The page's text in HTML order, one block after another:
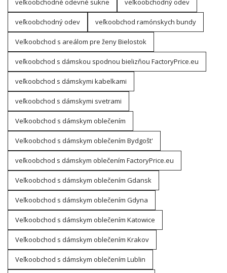
veľkoobchodné odevné sukne veľkoobchodný odev
veľkoobchodný odev veľkoobchod ramónskych bundy
Veľkoobchod s areálom pre ženy Bielostok
veľkoobchod s dámskou spodnou bielizňou FactoryPrice.eu
veľkoobchod s dámskymi kabelkami
veľkoobchod s dámskymi svetrami
Veľkoobchod s dámskym oblečením
Veľkoobchod s dámskym oblečením Bydgošt'
veľkoobchod s dámskym oblečením FactoryPrice.eu
Veľkoobchod s dámskym oblečením Gdansk
Veľkoobchod s dámskym oblečením Gdyna
Veľkoobchod s dámskym oblečením Katowice
Veľkoobchod s dámskym oblečením Krakov
Veľkoobchod s dámskym oblečením Lublin